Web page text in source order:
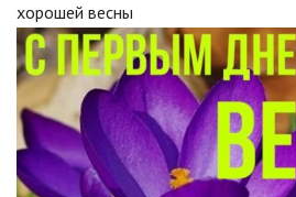
хорошей весны